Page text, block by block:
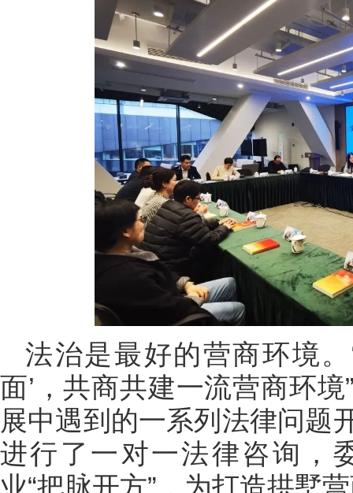
法治是最好的营商环境
面’，共商共建一流营商环
展中遇到的一系列法律问题
进行了一对一法律咨询，
业“把脉开方”，为打造拱墅